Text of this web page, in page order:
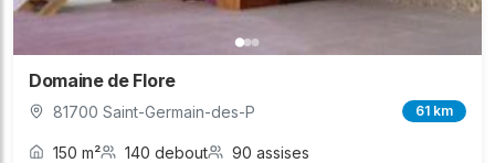
Domaine de Flore
81700 Saint-Germain-des-P 61 km
150 m² 140 debout 90 assises